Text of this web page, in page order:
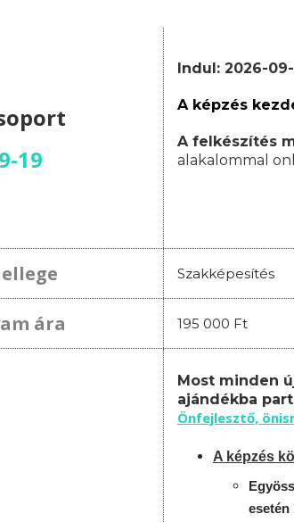
19
Indul: 2026-
A képzés
A felkészítés
alakalommal
Szakképesítés
ára 195 000 Ft
Most minden
ajándékba
Önfejlesztő,
A képzés
esetén